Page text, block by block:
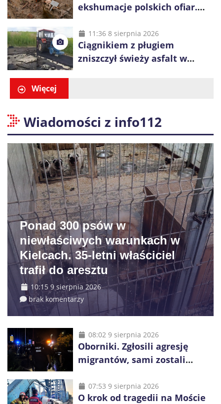
ekshumacje polskich ofiar.
i Ugły
11:36 8 sierpnia 2026
Ciągnikiem z pługiem
zniszczył świeży asfalt w
Więcej
Wiadomości z info112
Ponad 300 psów w
niewłaściwych warunkach w
Kielcach. 35-letni właściciel
trafił do aresztu
10:15 9 sierpnia 2026
brak komentarzy
08:02 9 sierpnia 2026
Oborniki. Zgłosili agresję
migrantów, sami zostali
proceder
07:53 9 sierpnia 2026
O krok od tragedii na Moście